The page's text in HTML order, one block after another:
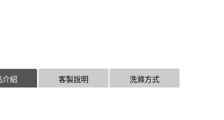
洗滌方式
客製說明
介紹